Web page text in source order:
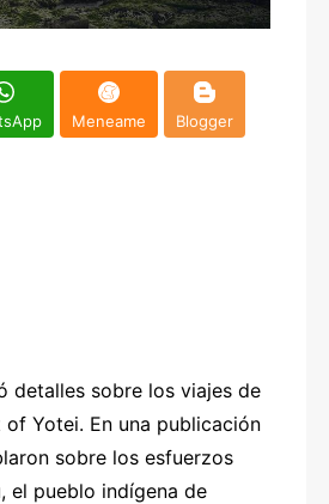
Meneame Blogger
detalles sobre los viajes de
Yotei. En una publicación
sobre los esfuerzos
el pueblo indígena de